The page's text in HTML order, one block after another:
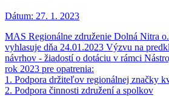
Dátum: 27. 1. 2023
MAS Regionálne združenie Dolná Nitra
vyhlasuje dňa 24.01.2023 Výzvu na
návrhov - žiadostí o dotáciu v rámci
rok 2023 pre opatrenia:
1. Podpora držiteľov regionálnej značky
2. Podpora činnosti združení a spolkov